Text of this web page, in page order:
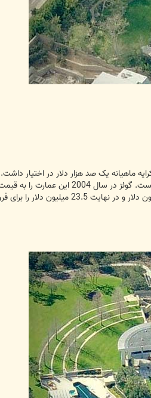
فوت کرد وی عمارتی را با کرایه ماهیانه یک صد